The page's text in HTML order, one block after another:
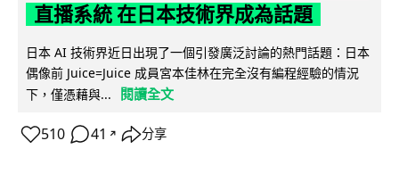
直播系統 在日本技術界成為話題
日本 AI 技術界近日出現了一個引發廣泛討論的熱門話題：日本
偶像前 Juice=Juice 成員宮本佳林在完全沒有編程經驗的情況
下，僅憑藉與...
閱讀全文
510 41 ↗ 分享